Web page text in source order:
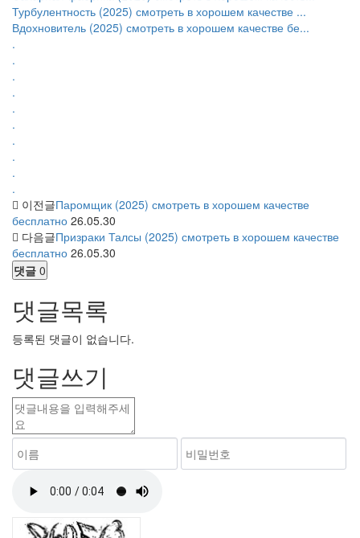
Турбулентность (2025) смотреть в хорошем качестве ...
Вдохновитель (2025) смотреть в хорошем качестве бе...
.
.
.
.
.
.
.
.
.
.
이전글Паромщик (2025) смотреть в хорошем качестве
бесплатно 26.05.30
다음글Призраки Талсы (2025) смотреть в хорошем качестве
бесплатно 26.05.30
댓글 0
댓글목록
등록된 댓글이 없습니다.
댓글쓰기